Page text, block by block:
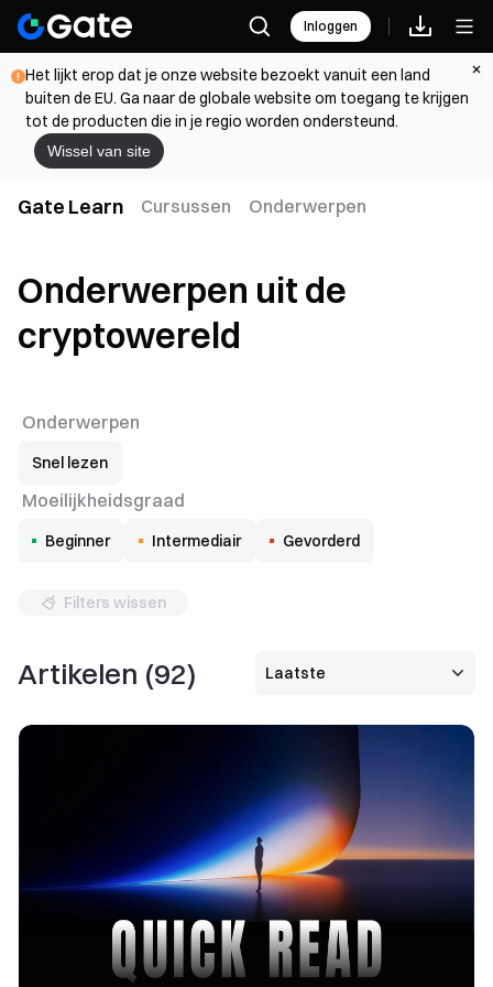
Inloggen
Het lijkt erop dat je onze website bezoekt vanuit een land
buiten de EU. Ga naar de globale website om toegang te krijgen
tot de producten die in je regio worden ondersteund.
Wissel van site
Gate Learn Cursussen Onderwerpen
Onderwerpen uit de
cryptowereld
Onderwerpen
Snel lezen
Moeilijkheidsgraad
Beginner Intermediair Gevorderd
Filters wissen
Artikelen (92)